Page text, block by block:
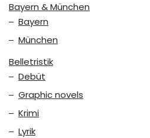
Bayern & München
Bayern
München
Belletristik
Debüt
Graphic novels
Krimi
Lyrik